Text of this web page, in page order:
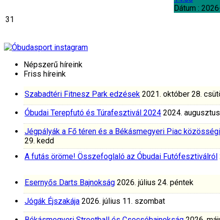
Dátum :
31
Népszerű híreink
Friss híreink
Szabadtéri Fitnesz Park edzések 2021. október 28.
Óbudai Terepfutó és Túrafesztivál 2024 2024.
Jégpályák a Fő téren és a Békásmegyeri Piac
29. kedd
A futás öröme! Összefoglaló az Óbudai Futófesztiválról
Esernyős Darts Bajnokság 2026. július 24. péntek
Jógák Éjszakája 2026. július 11. szombat